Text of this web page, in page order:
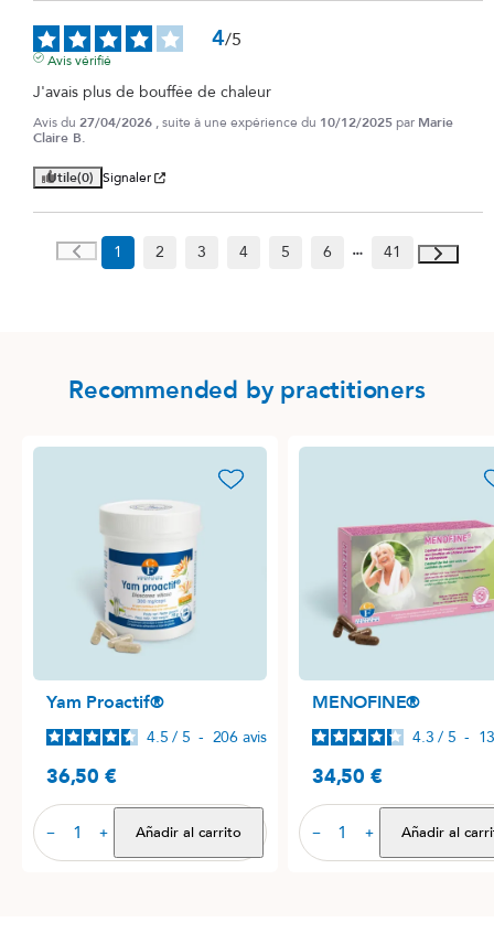
4/5
Avis vérifié
J'avais plus de bouffée de chaleur
Avis du 27/04/2026 , suite à une expérience du 10/12/2025 par Marie
Claire B.
Utile(0) Signaler
1 2 3 4 5 6 41
Recommended by practitioners
favorite_border
Yam Proactif®
4.5 / 5 - 206 avis
Precio
36,50 €
− + Añadir al carrito
MENOFINE®
4.3 / 5 -
Precio
34,50 €
− + Añadir al